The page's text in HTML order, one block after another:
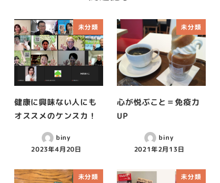
未分類
健康に興味ない人にも
オススメのケンスカ！
biny
2023年4月20日
未分類
心が悦ぶこと＝免疫力
UP
biny
2021年2月13日
未分類 未分類